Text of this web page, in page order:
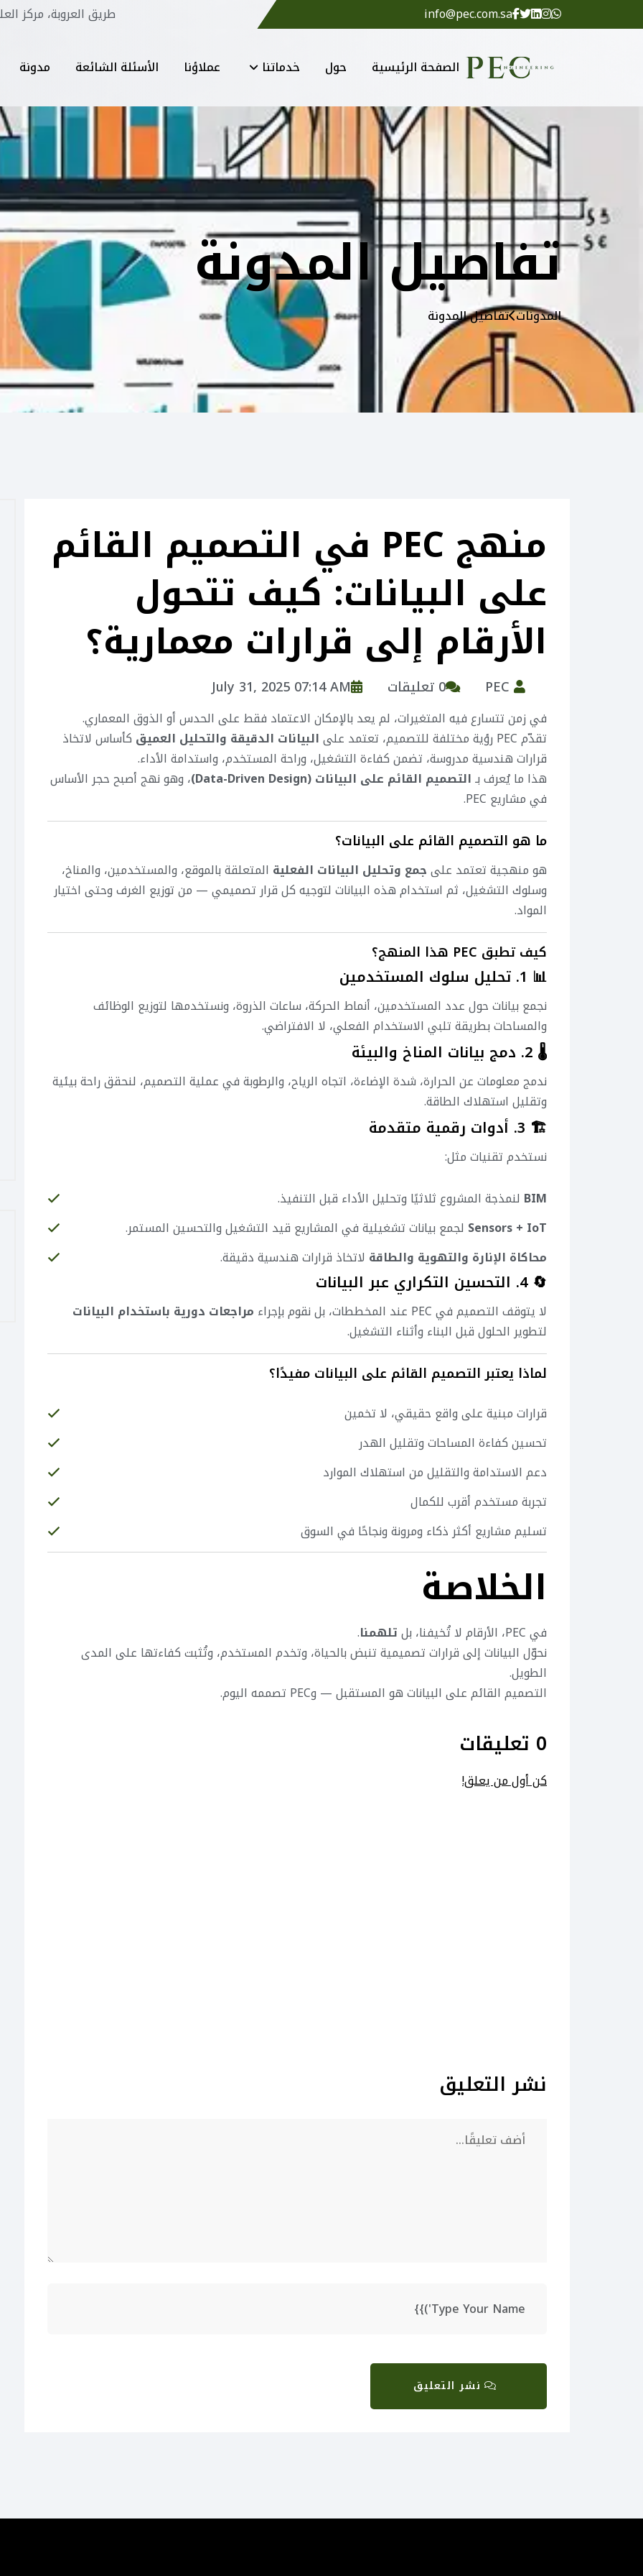
طريق العروبة، مركز info@pec.com.sa
الصفحة الرئيسية حول خدماتنا عملاؤنا الأسئلة الشائعة مدونة
تفاصيل المدونة
المدونات تفاصيل المدونة
منهج PEC في التصميم القائم
على البيانات: كيف تتحول
الأرقام إلى قرارات معمارية؟
0 تعليقات July 31, 2025 07:14 AM
في زمن تتسارع فيه المتغيرات، لم يعد بالإمكان الاعتماد فقط على الحدس أو الذوق المعماري.
تقدّم PEC رؤية مختلفة للتصميم، تعتمد على
البيانات الدقيقة والتحليل العميق كأساس لاتخاذ
قرارات هندسية مدروسة، تضمن كفاءة التشغيل، وراحة المستخدم، واستدامة الأداء.
هذا ما يُعرف بـالتصميم القائم على البيانات (Data-Driven Design)
، وهو نهج أصبح حجر الأساس
في مشاريع PEC.
ما هو التصميم القائم على البيانات؟
هو منهجية تعتمد علىجمع وتحليل البيانات الفعلية المتعلقة بالموقع، والمستخدمين، والمناخ،
وسلوك التشغيل، ثم استخدام هذه البيانات لتوجيه كل قرار تصميمي — من توزيع الغرف وحتى اختيار
المواد.
كيف تطبق PEC هذا المنهج؟
📊 1. تحليل سلوك المستخدمين
نجمع بيانات حول عدد المستخدمين، أنماط الحركة، ساعات الذروة، ونستخدمها لتوزيع الوظائف
والمساحات بطريقة تلبي الاستخدام الفعلي، لا الافتراضي.
🌡 2. دمج بيانات المناخ والبيئة
ندمج معلومات عن الحرارة، شدة الإضاءة، اتجاه الرياح، والرطوبة في عملية التصميم، لنحقق راحة بيئية
وتقليل استهلاك الطاقة.
🏗 3. أدوات رقمية متقدمة
نستخدم تقنيات مثل:
BIM لنمذجة المشروع ثلاثيًا وتحليل الأداء قبل التنفيذ.
Sensors + IoT لجمع بيانات تشغيلية في المشاريع قيد التشغيل والتحسين المستمر.
محاكاة الإنارة والتهوية والطاقة لاتخاذ قرارات هندسية دقيقة.
🔄 4. التحسين التكراري عبر البيانات
لا يتوقف التصميم في PEC عند المخططات، بل نقوم بإجراء
مراجعات دورية باستخدام البيانات
لتطوير الحلول قبل البناء وأثناء التشغيل.
لماذا يعتبر التصميم القائم على البيانات مفيدًا؟
قرارات مبنية على واقع حقيقي، لا تخمين
تحسين كفاءة المساحات وتقليل الهدر
دعم الاستدامة والتقليل من استهلاك الموارد
تجربة مستخدم أقرب للكمال
تسليم مشاريع أكثر ذكاء ومرونة ونجاحًا في السوق
الخلاصة
في PEC، الأرقام لا تُخيفنا، بل تلهمنا.
نحوّل البيانات إلى قرارات تصميمية تنبض بالحياة، وتخدم المستخدم، وتُثبت كفاءتها على المدى
الطويل.
التصميم القائم على البيانات هو المستقبل — وPEC تصممه اليوم.
0 تعليقات
كن أول من يعلق!
نشر التعليق
نشر التعليق